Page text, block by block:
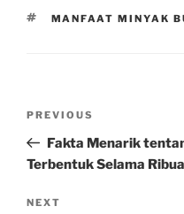
TAGS
MANFAAT MINYAK
Previous
Post
PREVIOUS
Fakta Menarik
Terbentuk Selama
Next
NEXT